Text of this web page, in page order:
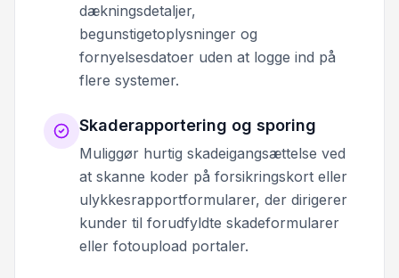
dækningsdetaljer,
begunstigetoplysninger og
fornyelsesdatoer uden at logge ind på
flere systemer.
Skaderapportering og sporing
Muliggør hurtig skadeigangsættelse ved
at skanne koder på forsikringskort eller
ulykkesrapportformularer, der dirigerer
kunder til forudfyldte skadeformularer
eller fotoupload portaler.